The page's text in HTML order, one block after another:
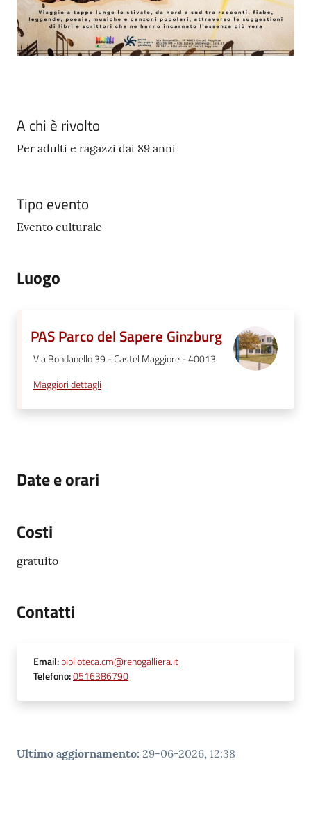
A chi è rivolto
Per adulti e ragazzi dai 89 anni
Tipo evento
Evento culturale
Luogo
PAS Parco del Sapere Ginzburg
Via Bondanello 39 - Castel Maggiore - 40013
Maggiori dettagli
Date e orari
Costi
gratuito
Contatti
Email:biblioteca.cm@renogalliera.it
Telefono:0516386790
Ultimo aggiornamento: 29-06-2026, 12:38